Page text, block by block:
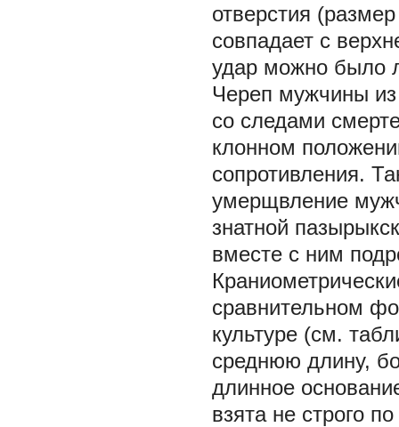
отверстия
совпадает с
удар можно было
Череп мужчины из
со следами
клонном
сопротивления.
умерщвление
знатной
вместе с ним
сравнительном
культуре (см.
среднюю длину,
длинное
взята не строго